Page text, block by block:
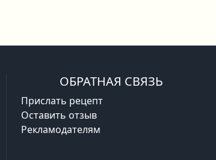
ОБРАТНАЯ СВЯЗЬ
Прислать рецепт
Оставить отзыв
Рекламодателям